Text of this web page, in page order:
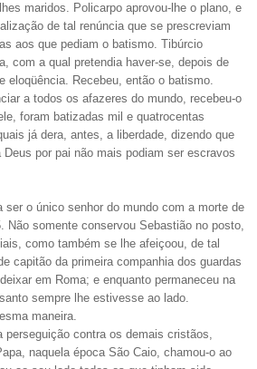
maridos. Policarpo aprovou-lhe o plano, e
de tal renúncia que se prescreviam
aos que pediam o batismo. Tibúrcio
com a qual pretendia haver-se, depois de
eloqüência. Recebeu, então o batismo.
a todos os afazeres do mundo, recebeu-o
foram batizadas mil e quatrocentas
já dera, antes, a liberdade, dizendo que
por pai não mais podiam ser escravos
ser o único senhor do mundo com a morte de
Não somente conservou Sebastião no posto,
como também se lhe afeiçoou, de tal
capitão da primeira companhia dos guardas
em Roma; e enquanto permaneceu na
sempre lhe estivesse ao lado.
maneira.
perseguição contra os demais cristãos,
naquela época São Caio, chamou-o ao